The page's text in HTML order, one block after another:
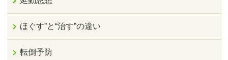
ほぐす”と“治す”の違い
転倒予防